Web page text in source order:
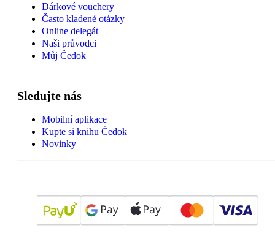
Dárkové vouchery
Často kladené otázky
Online delegát
Naši průvodci
Můj Čedok
Sledujte nás
Mobilní aplikace
Kupte si knihu Čedok
Novinky